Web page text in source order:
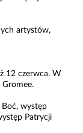
artystów,
12 czerwca. W
Gromee.
występ
Patrycji